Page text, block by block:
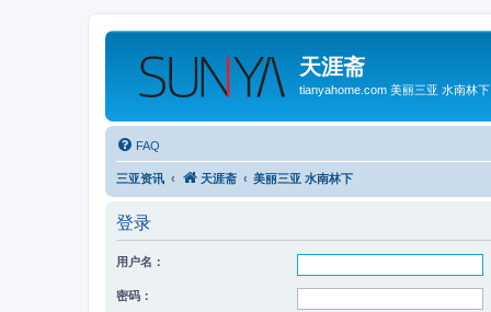
天涯斋
tianyahome.com 美丽三亚 水南林下
FAQ
三亚资讯 天涯斋 美丽三亚 水南林下
登录
用户名：
密码：